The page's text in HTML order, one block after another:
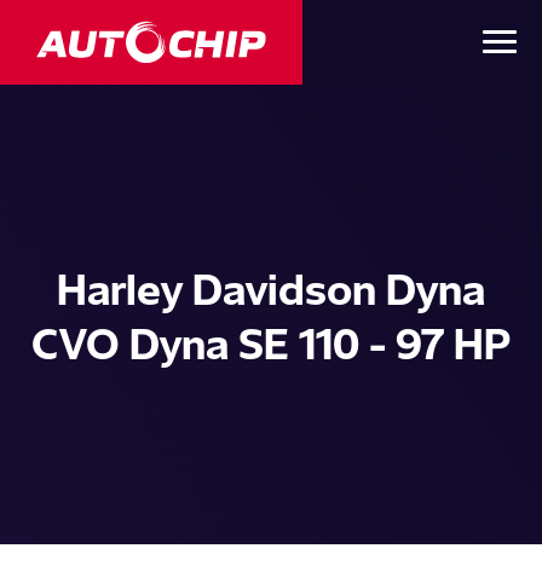
Harley Davidson Dyna
CVO Dyna SE 110 - 97 HP